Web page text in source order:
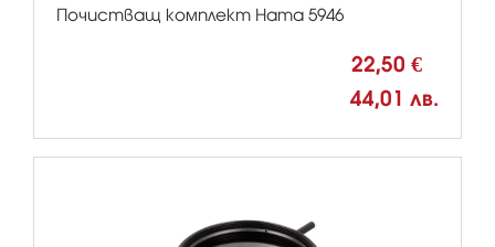
Почистващ комплект Hama 5946
22,50 €
44,01 лв.